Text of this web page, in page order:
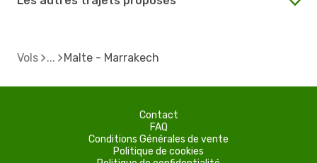
Vols Malte - Marrakech
Contact
FAQ
Conditions Générales de vente
Politique de cookies